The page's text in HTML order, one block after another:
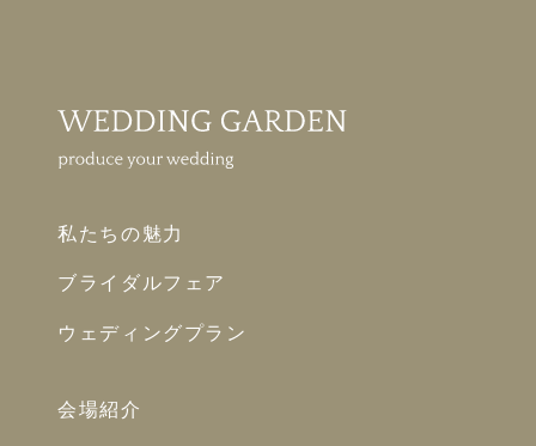
私たちの魅力
ブライダルフェア
ウェディングプラン
会場紹介